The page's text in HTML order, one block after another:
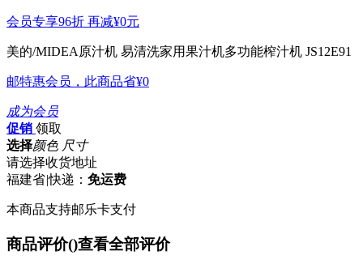
会员专享96折 再减¥0元
美的/MIDEA原汁机 易清洗家用果汁机多功能榨汁机 JS12E91
邮特惠会员，此商品省¥0
成为会员
促销 领取
选择颜色 尺寸
请选择收货地址
福建省|快递： 免运费
本商品支持邮乐卡支付
商品评价()查看全部评价